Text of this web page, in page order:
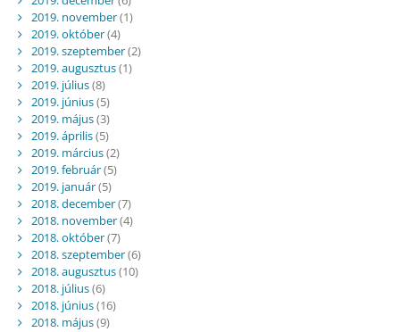
2019. november(1)
2019. október(4)
2019. szeptember(2)
2019. augusztus(1)
2019. július(8)
2019. június(5)
2019. május(3)
2019. április(5)
2019. március(2)
2019. február(5)
2019. január(5)
2018. december(7)
2018. november(4)
2018. október(7)
2018. szeptember(6)
2018. augusztus(10)
2018. július(6)
2018. június(16)
2018. május(9)